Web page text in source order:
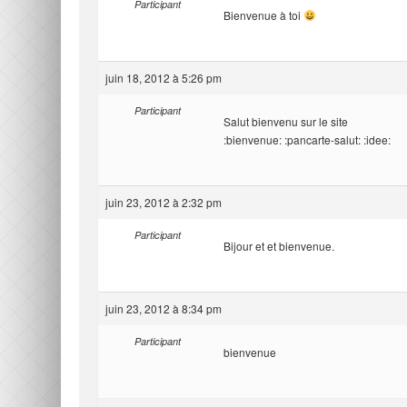
Participant
Bienvenue à toi
juin 18, 2012 à 5:26 pm
Participant
Salut bienvenu sur le site
:bienvenue: :pancarte-salut: :idee:
juin 23, 2012 à 2:32 pm
Participant
Bijour et et bienvenue.
juin 23, 2012 à 8:34 pm
Participant
bienvenue